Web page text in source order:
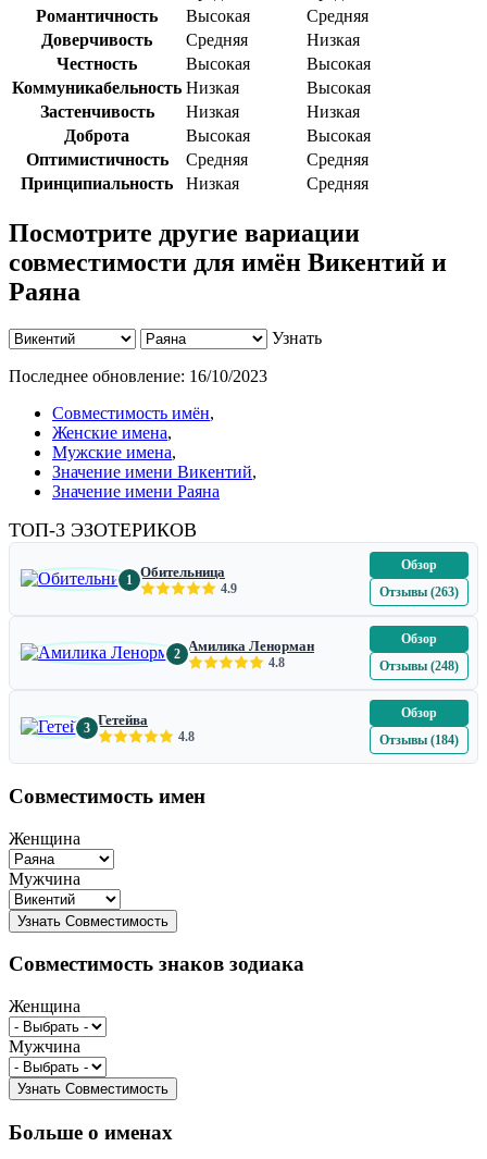
Романтичность
Высокая
Средняя
Доверчивость
Средняя
Низкая
Честность
Высокая
Высокая
Коммуникабельность Низкая
Высокая
Застенчивость
Низкая
Низкая
Доброта
Высокая
Высокая
Оптимистичность
Средняя
Средняя
Принципиальность
Низкая Средняя
Посмотрите другие вариации
совместимости для имён Викентий и
Раяна
Узнать
Последнее обновление: 16/10/2023
Совместимость имён,
Женские имена,
Мужские имена,
Значение имени Викентий,
Значение имени Раяна
ТОП-3 ЭЗОТЕРИКОВ
1 Обительница
4.9
Обзор
Отзывы (263)
2 Амилика Ленорман
4.8
Обзор
Отзывы (248)
3 Гетейва
4.8
Обзор
Отзывы (184)
Совместимость имен
Женщина
Мужчина
Совместимость знаков зодиака
Женщина
Мужчина
Больше о именах